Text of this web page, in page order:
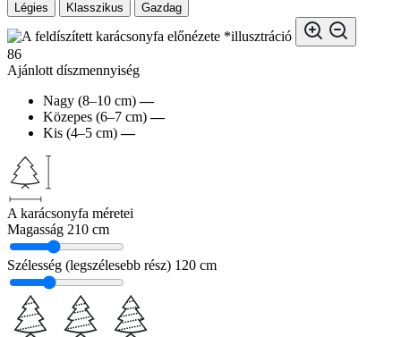
Légies Klasszikus Gazdag
*illusztráció
86
Ajánlott díszmennyiség
Nagy (8–10 cm) —
Közepes (6–7 cm) —
Kis (4–5 cm) —
A karácsonyfa méretei
Magasság 210 cm
Szélesség (legszélesebb rész) 120 cm